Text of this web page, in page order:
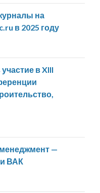
на
в 2025 году
в XIII
—
ВАК